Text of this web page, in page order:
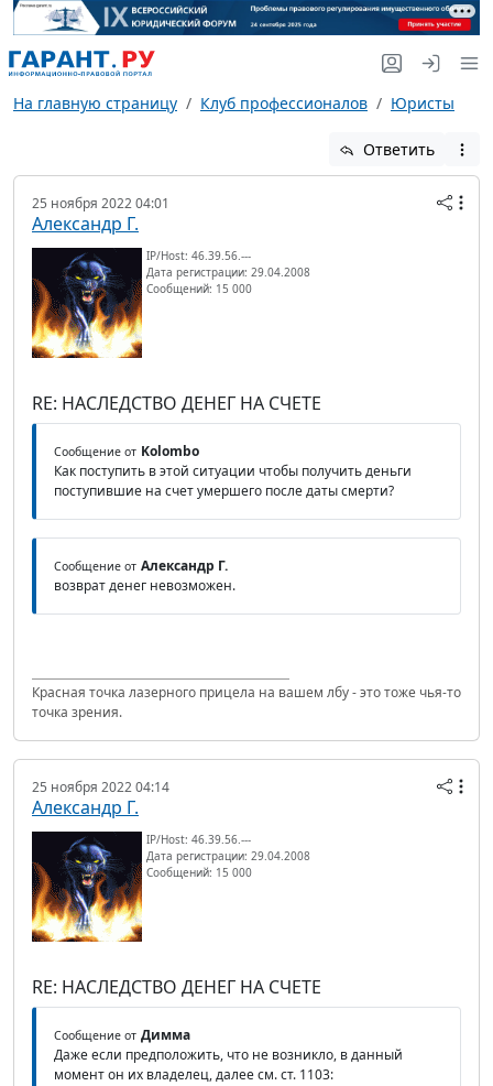
На главную страницу Клуб профессионалов Юристы
Ответить
25 ноября 2022 04:01
Александр Г.
IP/Host: 46.39.56.---
Дата регистрации: 29.04.2008
Сообщений: 15 000
RE: НАСЛЕДСТВО ДЕНЕГ НА СЧЕТЕ
Сообщение от Kolombo
Как поступить в этой ситуации чтобы получить деньги
поступившие на счет умершего после даты смерти?
Сообщение от Александр Г.
возврат денег невозможен.
Красная точка лазерного прицела на вашем лбу - это тоже чья-то
точка зрения.
25 ноября 2022 04:14
Александр Г.
IP/Host: 46.39.56.---
Дата регистрации: 29.04.2008
Сообщений: 15 000
RE: НАСЛЕДСТВО ДЕНЕГ НА СЧЕТЕ
Сообщение от Димма
Даже если предположить, что не возникло, в данный
момент он их владелец, далее см. ст. 1103: